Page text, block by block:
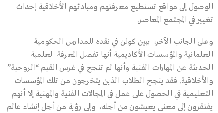
الوصول إلى مواقع تستطيع معرفتهم ومبادئهم الأخلاقية إحداث
تغيير في المجتمع المعاصر.
وعلى الجانب الآخر، يبين كولن في نقده للمدارس الحكومية
العلمانية والمؤسسات الأكاديمية أنها تفصل المعرفة العلمية
الحديثة عن المهارات الفنية وأنها لم تنجح في غرس القيم “الروحية”
والأخلاقية. فقد ينجح الطلاب الذين يتخرجون من تلك المؤسسات
التعليمية في الحصول على عمل في المجالات الفنية والمهنية إلا أنهم
يفتقرون إلى معنى يعيشون من أجله، وإلى رؤية من أجل إنشاء عالم